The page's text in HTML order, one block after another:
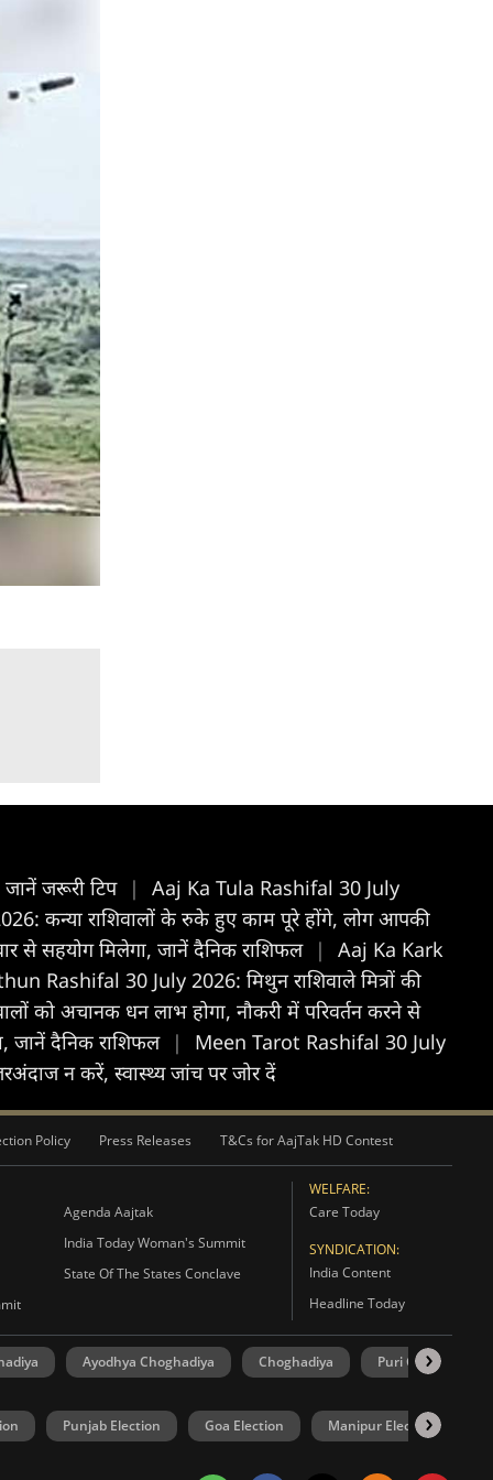
जरूरी टिप |
Aaj Ka Tula Rashifal 30 July
कन्या राशिवालों के रुके हुए काम पूरे होंगे, लोग आपकी
से सहयोग मिलेगा, जानें दैनिक राशिफल |
Aaj Ka Kark
Rashifal 30 July 2026: मिथुन राशिवाले मित्रों की
को अचानक धन लाभ होगा, नौकरी में परिवर्तन करने से
जानें दैनिक राशिफल |
Meen Tarot Rashifal 30 July
न करें, स्वास्थ्य जांच पर जोर दें
Policy Press Releases T&Cs for AajTak HD Contest
Agenda Aajtak
India Today Woman's Summit
State Of The States Conclave
WELFARE:
Care Today
SYNDICATION:
India Content
Headline Today
Ayodhya Choghadiya Choghadiya Puri Choghadiya
Punjab Election Goa Election Manipur Election